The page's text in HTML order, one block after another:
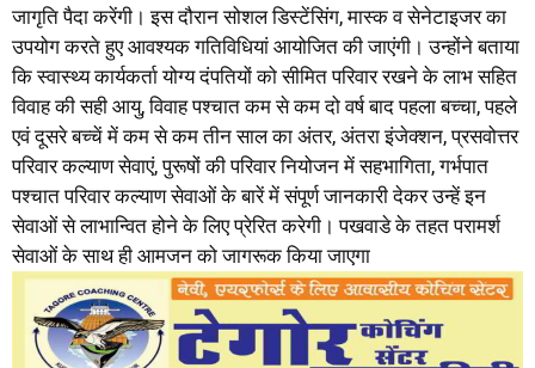
जागृति पैदा करेंगी। इस दौरान सोशल डिस्टेंसिंग, मास्क व सेनेटाइजर का
उपयोग करते हुए आवश्यक गतिविधियां आयोजित की जाएंगी। उन्होंने बताया
कि स्वास्थ्य कार्यकर्ता योग्य दंपतियों को सीमित परिवार रखने के लाभ सहित
विवाह की सही आयु, विवाह पश्चात कम से कम दो वर्ष बाद पहला बच्चा, पहले
एवं दूसरे बच्चें में कम से कम तीन साल का अंतर, अंतरा इंजेक्शन, प्रसवोत्तर
परिवार कल्याण सेवाएं, पुरूषों की परिवार नियोजन में सहभागिता, गर्भपात
पश्चात परिवार कल्याण सेवाओं के बारें में संपूर्ण जानकारी देकर उन्हें इन
सेवाओं से लाभान्वित होने के लिए प्रेरित करेगी। पखवाडे के तहत परामर्श
सेवाओं के साथ ही आमजन को जागरूक किया जाएगा